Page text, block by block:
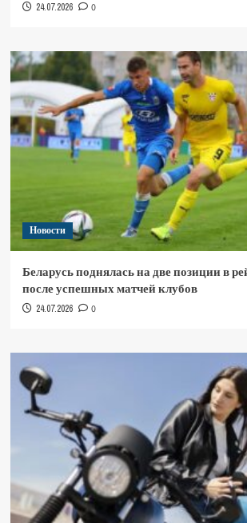
24.07.2026 0
Новости
Беларусь поднялась на две позиции в
после успешных матчей клубов
24.07.2026 0